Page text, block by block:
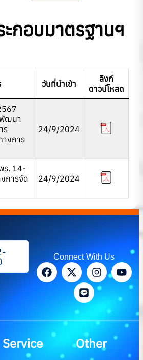
ะกอบมาตรฐานฯ
วันที่นำเข้า
ลิงก์
ดาวน์โหลด
ฒนา
ร
างการ
24/9/2024
ร. 14-
การจัด
24/9/2024
Connect With Us
Service Other